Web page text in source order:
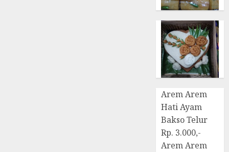
Arem Arem
Hati Ayam
Bakso Telur
Rp. 3.000,-
Arem Arem